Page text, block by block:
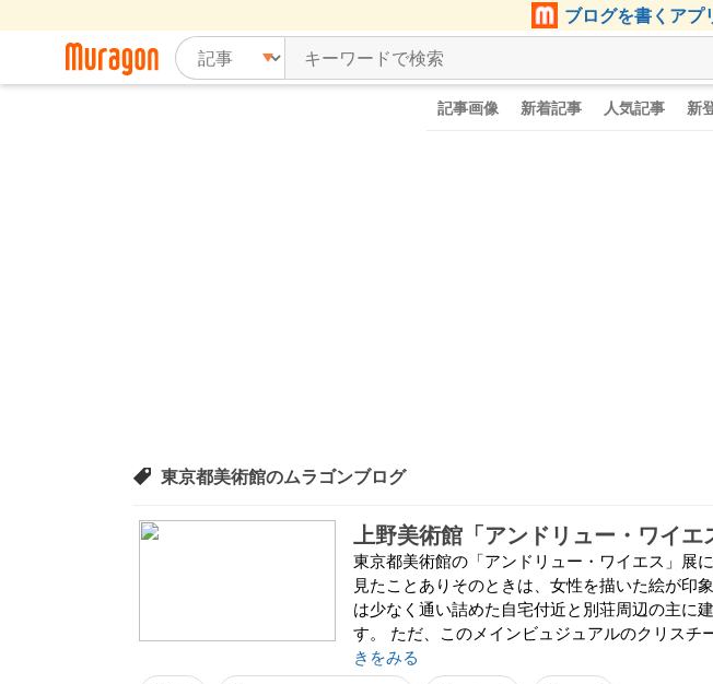
ブログを書くアプ
記事画像 新着記事 人気記事 新
東京都美術館のムラゴンブログ
上野美術館「アンドリュー・ワイエ
東京都美術館の「アンドリュー・ワイエス」展
見たことありそのときは、女性を描いた絵が印
は少なく通い詰めた自宅付近と別荘周辺の主に
す。 ただ、このメインビュジュアルのクリスチ
きをみる